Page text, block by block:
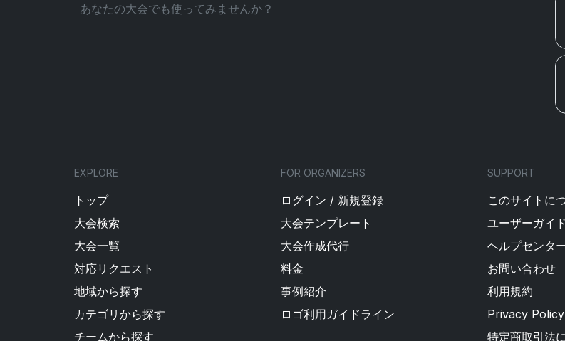
あなたの大会でも使ってみませんか？
EXPLORE
トップ
大会検索
大会一覧
対応リクエスト
地域から探す
カテゴリから探す
チームから探す
FOR ORGANIZERS
ログイン / 新規登録
大会テンプレート
大会作成代行
料金
事例紹介
ロゴ利用ガイドライン
SUPPORT
このサイトに
ユーザーガイド
ヘルプセンタ
お問い合わせ
利用規約
Privacy Policy
特定商取引法